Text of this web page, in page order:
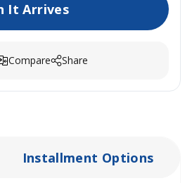
It Arrives
Compare Share
Installment Options